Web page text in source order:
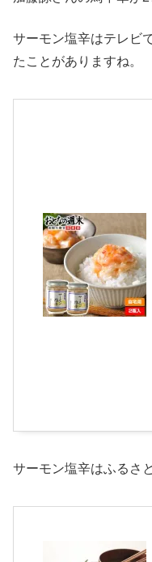
サーモン塩辛はテレビ
たことがありますね。
サーモン塩辛はふるさ